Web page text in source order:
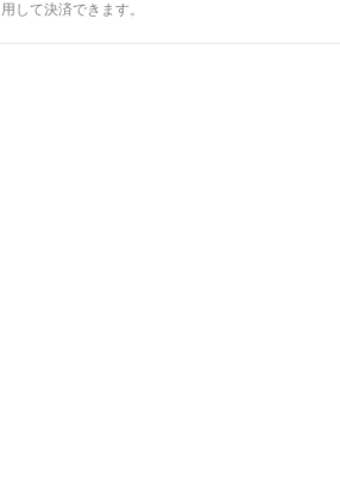
用して決済できます。